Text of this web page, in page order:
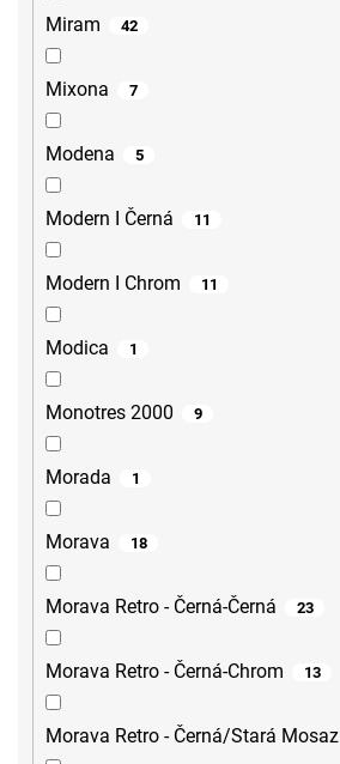
Miram 42
Mixona 7
Modena 5
Modern I Černá 11
Modern I Chrom 11
Modica 1
Monotres 2000 9
Morada 1
Morava 18
Morava Retro - Černá-Černá 23
Morava Retro - Černá-Chrom 13
Morava Retro - Černá/Stará Mosaz